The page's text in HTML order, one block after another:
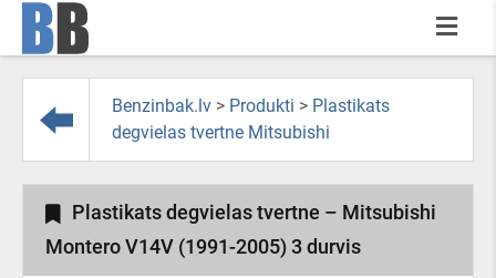
Benzinbak.lv > Produkti > Plastikats
degvielas tvertne Mitsubishi
Plastikats degvielas tvertne – Mitsubishi
Montero V14V (1991-2005) 3 durvis